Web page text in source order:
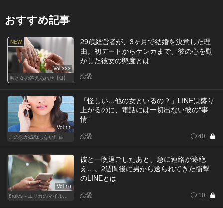
おすすめ記事
NEW
Vol.323
男と女の答えあわせ【Q】
29歳経営者が、3ヶ月で結婚を決意した理
由。初デートからケンカまで、彼の心を動
かした彼女の態度とは
恋愛
Vol.11
この恋が成就しない理由
「怪しい…他の女といるの？」LINEは盛り
上がるのに、電話には一切出ない彼の“事
情”
恋愛 40
Vol.10
8rules～エリカのマイルール～
彼と一晩過ごしたあと、急に連絡が途絶
え…。2週間後に男から送られてきた衝撃
のLINEとは
恋愛 10